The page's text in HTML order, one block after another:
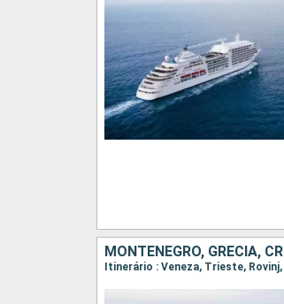
MONTENEGRO, GRÉCIA,